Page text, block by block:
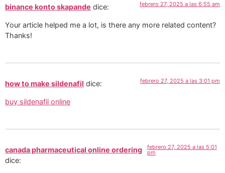
binance konto skapande dice: febrero 27, 2025 a las 6:55 am
Your article helped me a lot, is there any more related content?
Thanks!
how to make sildenafil dice: febrero 27, 2025 a las 3:01 pm
buy sildenafil online
canada pharmaceutical online ordering
dice:
febrero 27, 2025 a las 5:01
pm